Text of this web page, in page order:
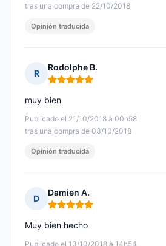
tras una compra de 22/10/2018
Opinión traducida
R
Rodolphe B.
Nota: 5 de 5
Publicado el 21/10/2018 à 00h58
tras una compra de 03/10/2018
muy bien
Opinión traducida
D
Damien A.
Nota: 5 de 5
Publicado el 13/10/2018 à 14h54
Muy bien hecho